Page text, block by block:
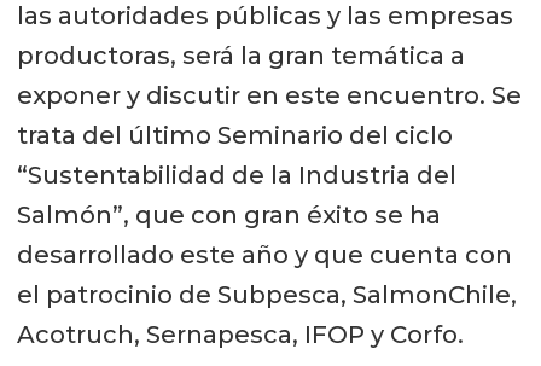
las autoridades públicas y las empresas
productoras, será la gran temática a
exponer y discutir en este encuentro. Se
trata del último Seminario del ciclo
“Sustentabilidad de la Industria del
Salmón”, que con gran éxito se ha
desarrollado este año y que cuenta con
el patrocinio de Subpesca, SalmonChile,
Acotruch, Sernapesca, IFOP y Corfo.